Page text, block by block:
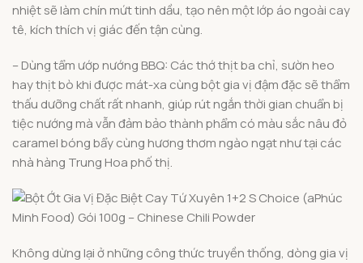
nhiệt sẽ làm chín mứt tinh dầu, tạo nên một lớp áo ngoài cay
tê, kích thích vị giác đến tận cùng.
– Dùng tẩm ướp nướng BBQ: Các thớ thịt ba chỉ, sườn heo
hay thịt bò khi được mát-xa cùng bột gia vị đậm đặc sẽ thẩm
thấu dưỡng chất rất nhanh, giúp rút ngắn thời gian chuẩn bị
tiệc nướng mà vẫn đảm bảo thành phẩm có màu sắc nâu đỏ
caramel bóng bẩy cùng hương thơm ngào ngạt như tại các
nhà hàng Trung Hoa phố thị.
Không dừng lại ở những công thức truyền thống, dòng gia vị